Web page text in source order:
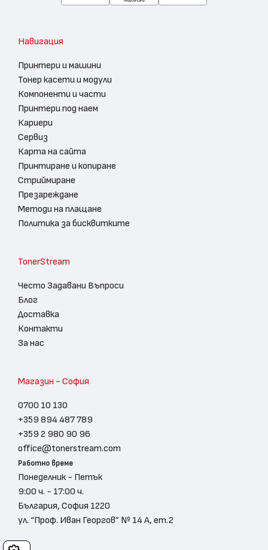
Навигация
Принтери и машини
Тонер касети и модули
Компоненти и части
Принтери под наем
Кариери
Сервиз
Карта на сайта
Принтиране и копиране
Стриймиране
Презареждане
Методи на плащане
Политика за бисквитките
TonerStream
Често Задавани Въпроси
Блог
Доставка
Контакти
За нас
Магазин - София
0700 10 130
+359 894 487 789
+359 2 980 90 96
office@tonerstream.com
Работно време
Понеделник - Петък
9:00 ч. - 17:00 ч.
България, София 1220
ул. “Проф. Иван Георгов” № 14 А, ет.2